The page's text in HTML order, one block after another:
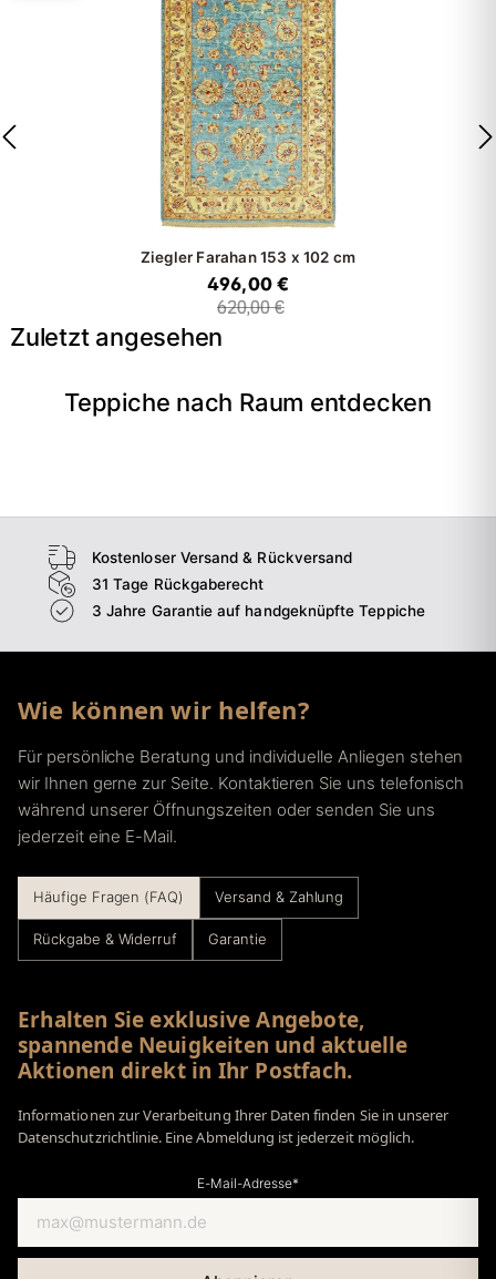
Ziegler Farahan 153 x 102 cm
496,00 €
620,00 €
Zuletzt angesehen
Teppiche nach Raum entdecken
Wohnzimmer
Kostenloser Versand & Rückversand
31 Tage Rückgaberecht
3 Jahre Garantie auf handgeknüpfte Teppiche
Wie können wir helfen?
Für persönliche Beratung und individuelle Anliegen stehen
wir Ihnen gerne zur Seite. Kontaktieren Sie uns telefonisch
während unserer Öffnungszeiten oder senden Sie uns
jederzeit eine E-Mail.
Häufige Fragen (FAQ) Versand & Zahlung
Rückgabe & Widerruf Garantie
Erhalten Sie exklusive Angebote,
spannende Neuigkeiten und aktuelle
Aktionen direkt in Ihr Postfach.
Informationen zur Verarbeitung Ihrer Daten finden Sie in unserer
Datenschutzrichtlinie. Eine Abmeldung ist jederzeit möglich.
E-Mail-Adresse*